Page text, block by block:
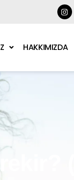
HAKKIMIZDA